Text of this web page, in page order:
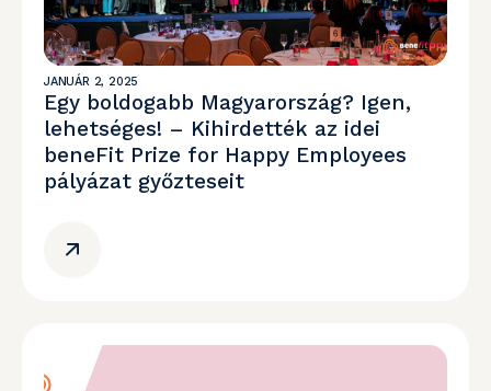
JANUÁR 2, 2025
Egy boldogabb Magyarország? Igen,
lehetséges! – Kihirdették az idei
beneFit Prize for Happy Employees
pályázat győzteseit